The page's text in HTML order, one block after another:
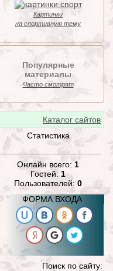
Картинки
на спортивную тему
Популярные
материалы
Часто смотрят
Каталог сайтов
Статистика
Онлайн всего: 1
Гостей: 1
Пользователей: 0
ФОРМА ВХОДА
Поиск по сайту: